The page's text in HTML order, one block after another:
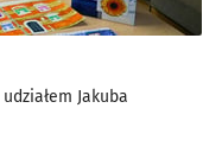
Jakuba